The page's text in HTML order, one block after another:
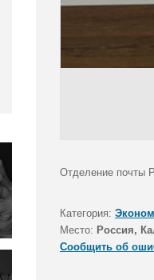
Отделение почты
Категория:
Место: Россия,
Сообщить об